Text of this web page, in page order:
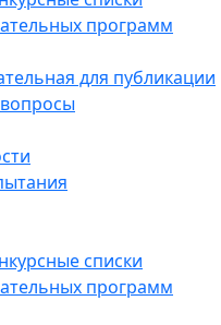
программ
для публикации
списки
программ